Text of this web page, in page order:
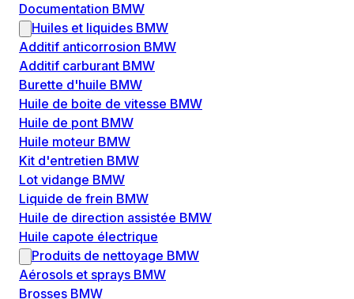
Documentation BMW
Huiles et liquides BMW
Additif anticorrosion BMW
Additif carburant BMW
Burette d'huile BMW
Huile de boite de vitesse BMW
Huile de pont BMW
Huile moteur BMW
Kit d'entretien BMW
Lot vidange BMW
Liquide de frein BMW
Huile de direction assistée BMW
Huile capote électrique
Produits de nettoyage BMW
Aérosols et sprays BMW
Brosses BMW